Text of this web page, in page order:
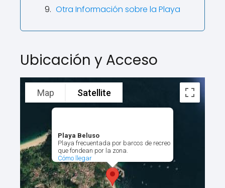
Otra Información sobre la Playa
Ubicación y Acceso
Playa Beluso
Playa frecuentada por barcos de recreo
que fondean por la zona.
Cómo llegar
Map Satellite